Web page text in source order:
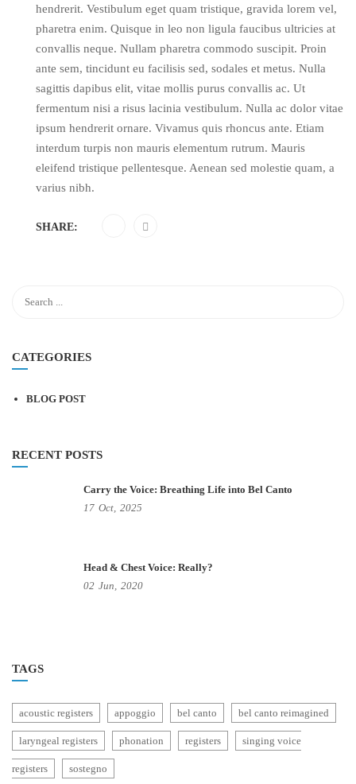
hendrerit. Vestibulum eget quam tristique, gravida lorem vel,
pharetra enim. Quisque in leo non ligula faucibus ultricies at
convallis neque. Nullam pharetra commodo suscipit. Proin
ante sem, tincidunt eu facilisis sed, sodales et metus. Nulla
sagittis dapibus elit, vitae mollis purus convallis ac. Ut
fermentum nisi a risus lacinia vestibulum. Nulla ac dolor vitae
ipsum hendrerit ornare. Vivamus quis rhoncus ante. Etiam
interdum turpis non mauris elementum rutrum. Mauris
eleifend tristique pellentesque. Aenean sed molestie quam, a
varius nibh.
SHARE:
CATEGORIES
BLOG POST
RECENT POSTS
Carry the Voice: Breathing Life into Bel Canto
17 Oct, 2025
Head & Chest Voice: Really?
02 Jun, 2020
TAGS
acoustic registers appoggio bel canto bel canto reimagined
laryngeal registers phonation registers singing voice
registers sostegno